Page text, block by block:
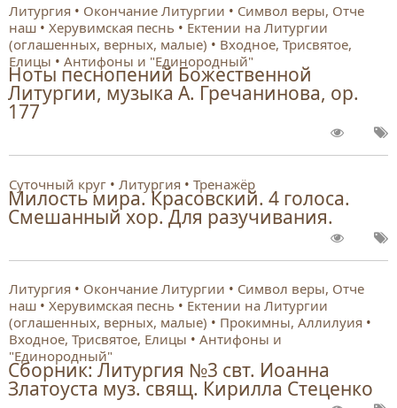
Литургия Окончание Литургии
Символ веры, Отче
наш
Херувимская песнь
Ектении на Литургии
(оглашенных, верных, малые)
Входное, Трисвятое,
Елицы
Антифоны и "Единородный"
Ноты песнопений Божественной
Литургии, музыка А. Гречанинова, ор.
177
Суточный круг Литургия Тренажёр
Милость мира. Красовский. 4 голоса.
Смешанный хор. Для разучивания.
Литургия Окончание Литургии
Символ веры, Отче
наш
Херувимская песнь
Ектении на Литургии
(оглашенных, верных, малые)
Прокимны, Аллилуия
Входное, Трисвятое, Елицы
Антифоны и
"Единородный"
Сборник: Литургия №3 свт. Иоанна
Златоуста муз. свящ. Кирилла Стеценко